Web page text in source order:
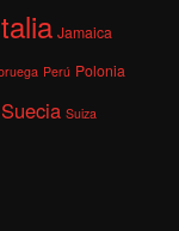
Jamaica
Perú Polonia
Suecia Suiza